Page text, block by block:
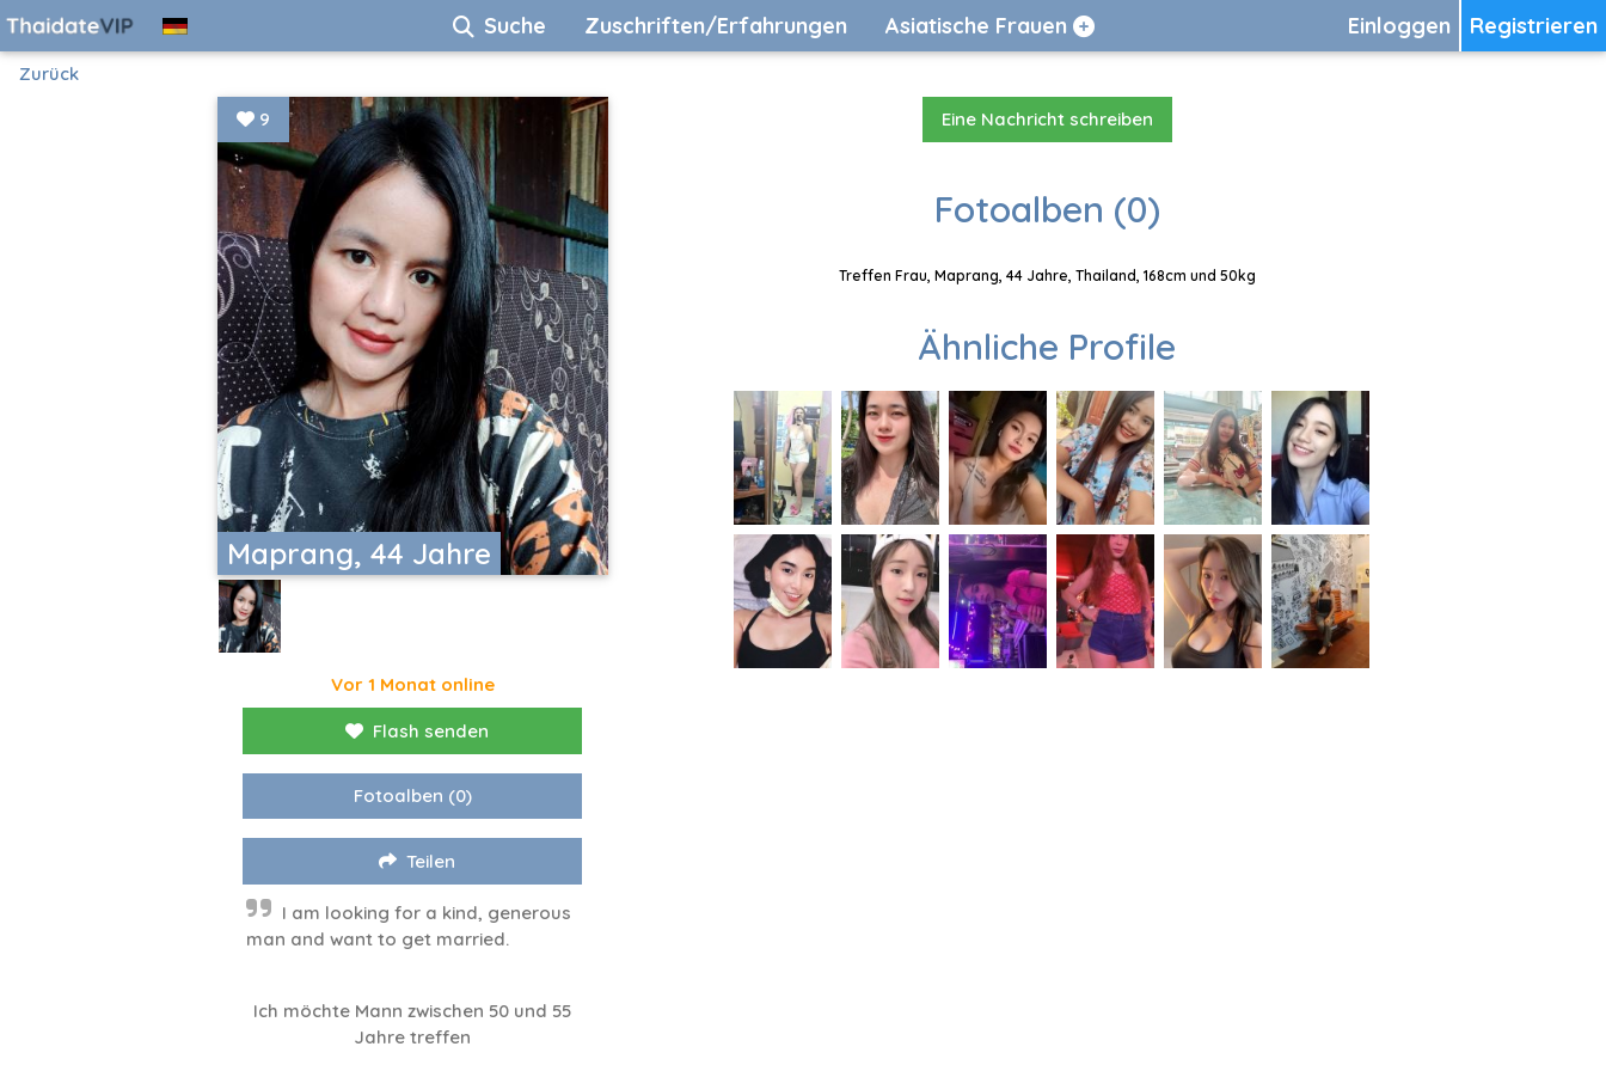
Registrieren
Einloggen
Suche Zuschriften/Erfahrungen Asiatische Frauen
Zurück
Maprang, 44 Jahre
9
Vor 1 Monat online
Flash senden
Fotoalben (0)
Teilen
I am looking for a kind, generous
man and want to get married.
Ich möchte Mann zwischen 50 und 55
Jahre treffen
Eine Nachricht schreiben
Fotoalben (0)
Treffen Frau, Maprang, 44 Jahre, Thailand, 168cm und 50kg
Ähnliche Profile